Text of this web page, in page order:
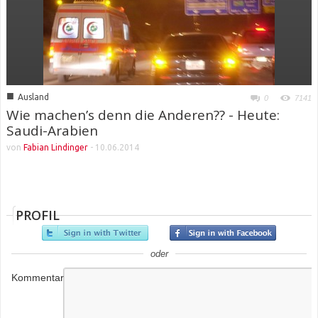
■ Ausland 0 7141
Wie machen’s denn die Anderen?? - Heute:
Saudi-Arabien
von Fabian Lindinger - 10.06.2014
PROFIL
oder
Kommentar